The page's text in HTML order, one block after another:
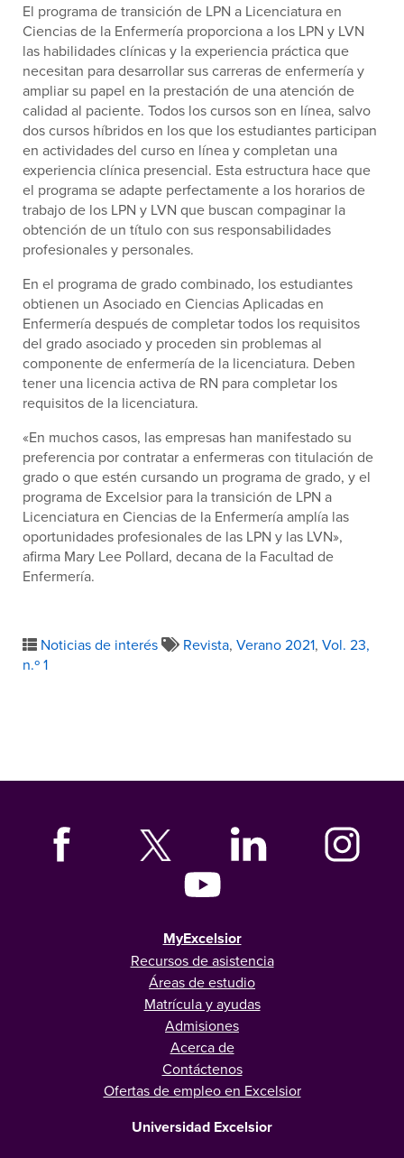
El programa de transición de LPN a Licenciatura en
Ciencias de la Enfermería proporciona a los LPN y LVN
las habilidades clínicas y la experiencia práctica que
necesitan para desarrollar sus carreras de enfermería y
ampliar su papel en la prestación de una atención de
calidad al paciente. Todos los cursos son en línea, salvo
dos cursos híbridos en los que los estudiantes participan
en actividades del curso en línea y completan una
experiencia clínica presencial. Esta estructura hace que
el programa se adapte perfectamente a los horarios de
trabajo de los LPN y LVN que buscan compaginar la
obtención de un título con sus responsabilidades
profesionales y personales.
En el programa de grado combinado, los estudiantes
obtienen un Asociado en Ciencias Aplicadas en
Enfermería después de completar todos los requisitos
del grado asociado y proceden sin problemas al
componente de enfermería de la licenciatura. Deben
tener una licencia activa de RN para completar los
requisitos de la licenciatura.
«En muchos casos, las empresas han manifestado su
preferencia por contratar a enfermeras con titulación de
grado o que estén cursando un programa de grado, y el
programa de Excelsior para la transición de LPN a
Licenciatura en Ciencias de la Enfermería amplía las
oportunidades profesionales de las LPN y las LVN»,
afirma Mary Lee Pollard, decana de la Facultad de
Enfermería.
Noticias de interés Revista, Verano 2021, Vol. 23,
n.º 1
MyExcelsior
Recursos de asistencia
Áreas de estudio
Matrícula y ayudas
Admisiones
Acerca de
Contáctenos
Ofertas de empleo en Excelsior
Universidad Excelsior